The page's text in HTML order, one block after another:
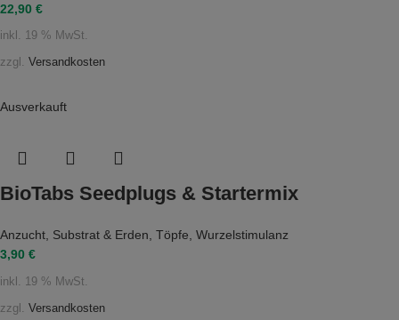
22,90 €
inkl. 19 % MwSt.
zzgl. Versandkosten
Ausverkauft
BioTabs Seedplugs & Startermix
Anzucht, Substrat & Erden, Töpfe, Wurzelstimulanz
3,90 €
inkl. 19 % MwSt.
zzgl. Versandkosten